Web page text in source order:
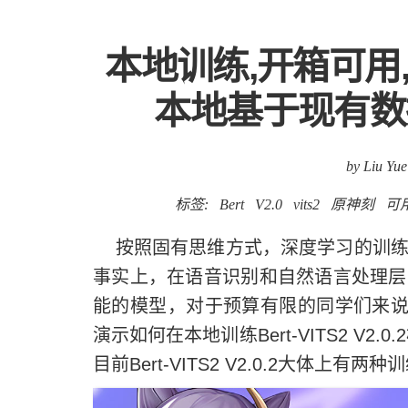
本地训练,开箱可
本地基于现有
by Liu Yue
标签: Bert V2.0 vits2 原神刻 可
按照固有思维方式，深度学习的训
事实上，在语音识别和自然语言处理
能的模型，对于预算有限的同学们来
演示如何在本地训练Bert-VITS2
目前Bert-VITS2 V2.0.2大体上有两种